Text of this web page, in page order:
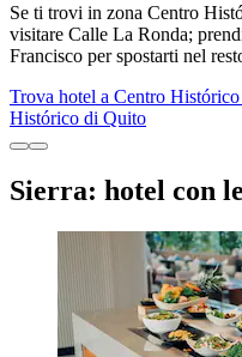
Se ti trovi in zona Centro
visitare Calle La Ronda;
Francisco per spostarti nel
Trova hotel a Centro
Histórico di Quito
Sierra: hotel con